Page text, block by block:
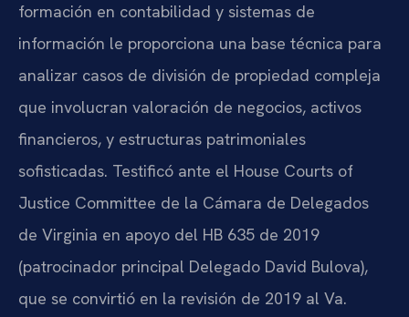
formación en contabilidad y sistemas de
información le proporciona una base técnica para
analizar casos de división de propiedad compleja
que involucran valoración de negocios, activos
financieros, y estructuras patrimoniales
sofisticadas. Testificó ante el House Courts of
Justice Committee de la Cámara de Delegados
de Virginia en apoyo del HB 635 de 2019
(patrocinador principal Delegado David Bulova),
que se convirtió en la revisión de 2019 al Va.